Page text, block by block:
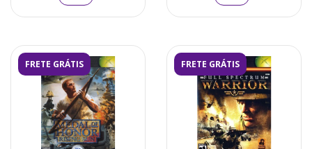
FRETE GRÁTIS FRETE GRÁTIS